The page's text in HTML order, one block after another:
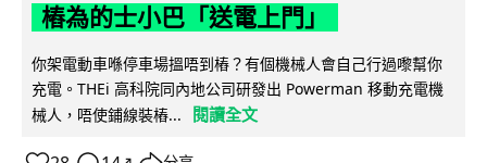
樁為的士小巴「送電上門」
你架電動車喺停車場搵唔到樁？有個機械人會自己行過嚟幫你
充電。THEi 高科院同內地公司研發出 Powerman 移動充電機
械人，唔使鋪線裝樁...
閱讀全文